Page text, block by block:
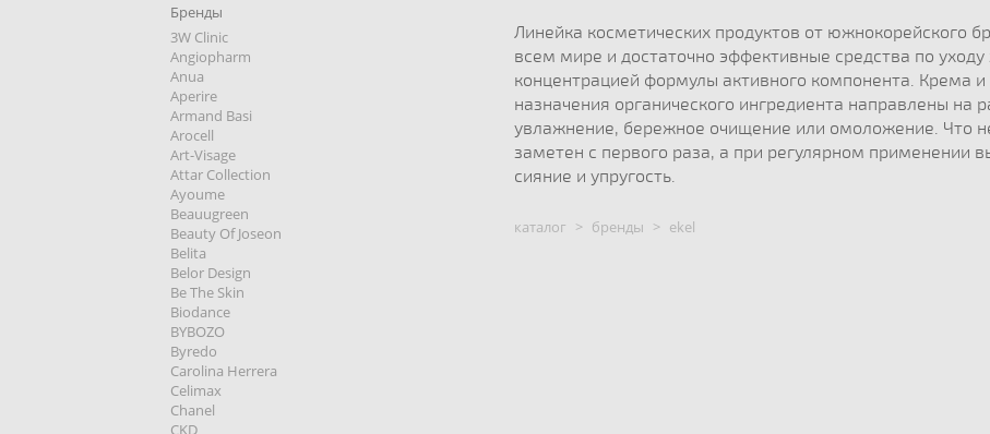
Бренды
3W Clinic
Angiopharm
Anua
Aperire
Armand Basi
Arocell
Art-Visage
Attar Collection
Ayoume
Beauugreen
Beauty Of Joseon
Belita
Belor Design
Be The Skin
Biodance
BYBOZO
Byredo
Carolina Herrera
Celimax
Chanel
CKD
Линейка косметических продуктов от южнокорейского
всем мире и достаточно эффективные средства по
концентрацией формулы активного компонента. Крема
назначения органического ингредиента направлены на
увлажнение, бережное очищение или омоложение. Что
заметен с первого раза, а при регулярном применении
сияние и упругость.
каталог > бренды > ekel